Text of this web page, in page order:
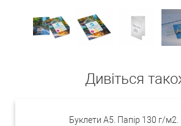
Дивіться
Буклети А5. Папір 130 г/м2.